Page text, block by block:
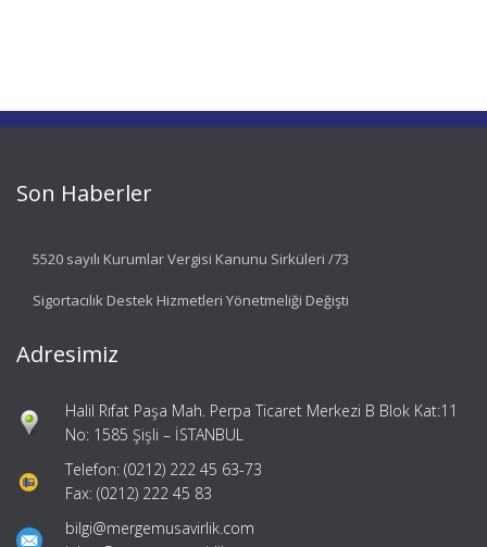
Son Haberler
5520 sayılı Kurumlar Vergisi Kanunu Sirküleri /73
Sigortacılık Destek Hizmetleri Yönetmeliği Değişti
Adresimiz
Halil Rıfat Paşa Mah. Perpa Ticaret Merkezi B Blok Kat:11
No: 1585 Şişli – İSTANBUL
Telefon: (0212) 222 45 63-73
Fax: (0212) 222 45 83
bilgi@mergemusavirlik.com